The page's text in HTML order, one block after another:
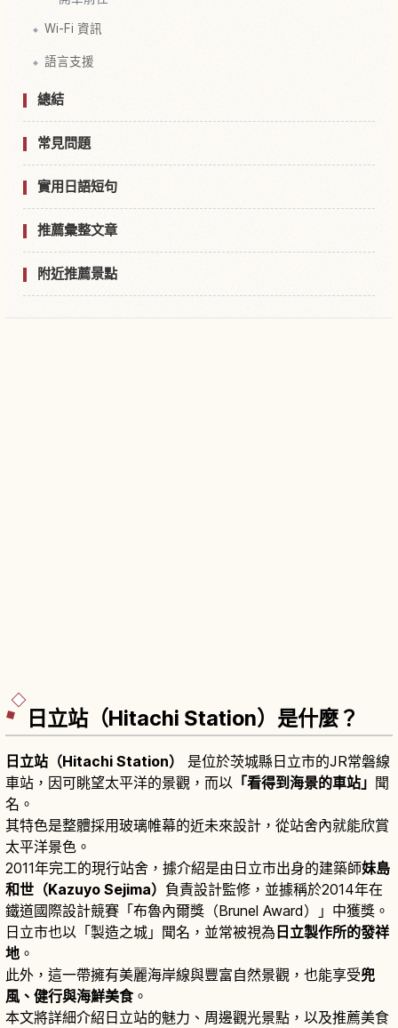
Wi-Fi 資訊
語言支援
總結
常見問題
實用日語短句
推薦彙整文章
附近推薦景點
日立站（Hitachi Station）是什麼？
日立站（Hitachi Station）
是位於茨城縣日立市的JR常磐線
車站，因可眺望太平洋的景觀，而以 「看得到海景的車站」 聞
名。
其特色是整體採用玻璃帷幕的近未來設計，從站舍內就能欣賞
太平洋景色。
2011年完工的現行站舍，據介紹是由日立市出身的建築師妹島
和世（Kazuyo Sejima） 負責設計監修，並據稱於2014年在
鐵道國際設計競賽「布魯內爾獎（Brunel Award）」中獲獎。
日立市也以「製造之城」聞名，並常被視為 日立製作所的發祥
地 。
此外，這一帶擁有美麗海岸線與豐富自然景觀，也能享受兜
風、健行與海鮮美食。
本文將詳細介紹日立站的魅力、周邊觀光景點，以及推薦美食